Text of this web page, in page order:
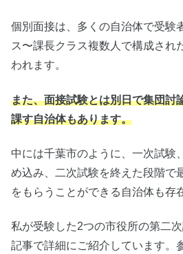
個別面接は、多くの自治体で受験
ス〜課長クラス複数人で構成され
われます。
また、面接試験とは別日で集団討
課す自治体もあります。
中には千葉市のように、一次試験
め込み、二次試験を終えた段階で
をもらうことができる自治体も存
私が受験した2つの市役所の第二
記事で詳細にご紹介しています。